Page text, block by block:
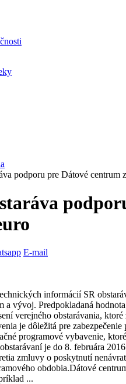
podporu pre Dátové centrum
E-mail
informácií SR
a vývoj. Predpokladaná
verejného obstarávania,
je dôležitá pre
programové vybavenie,
je do 8. februára
zmluvy o poskytnutí
obdobia.Dátové
...